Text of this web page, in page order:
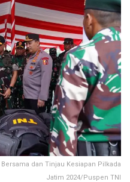
dan Tinjau Kesiapan Pilkada
Jatim 2024/Puspen TNI